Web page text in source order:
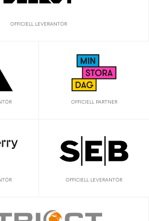
OFFICIELL LEVERANTÖR
OFFICIELL PARTNER
OFFICIELL LEVERANTÖR